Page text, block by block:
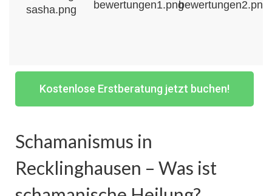
Kostenlose Erstberatung jetzt buchen!
Schamanismus in
Recklinghausen – Was ist